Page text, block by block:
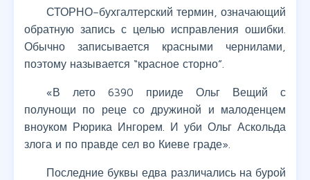
СТОРНО–бухгалтерский термин, означающий
обратную запись с целью исправления ошибки.
Обычно записывается красными чернилами,
поэтому называется “красное сторно”.
«В лето 6390 прииде Ольг Вещий с
полунощи по реце со дружиной и малоденцем
вноуком Рюрика Ингорем. И уби Ольг Аскольда
злога и по правде сел во Киеве граде».
Последние буквы едва различались на бурой